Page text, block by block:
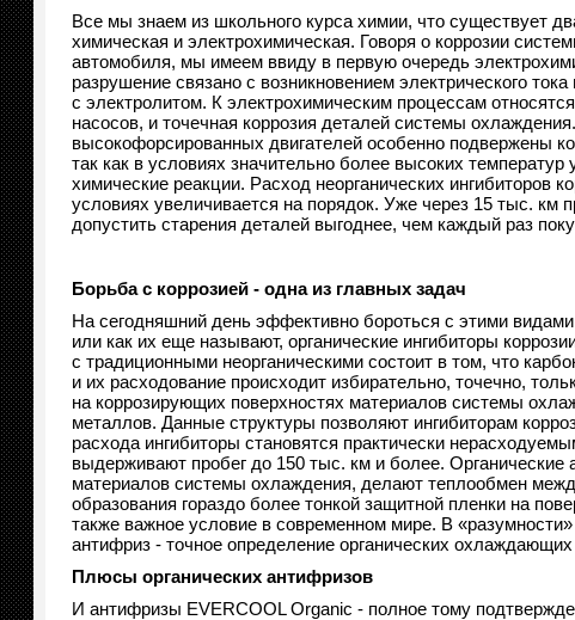
Все мы знаем из школьного курса химии, что существует
химическая и электрохимическая. Говоря о коррозии
автомобиля, мы имеем ввиду в первую очередь
разрушение связано с возникновением электрического
с электролитом. К электрохимическим процессам
насосов, и точечная коррозия деталей системы
высокофорсированных двигателей особенно подвержены
так как в условиях значительно более высоких температур
химические реакции. Расход неорганических ингибиторов
условиях увеличивается на порядок. Уже через 15 тыс. км
допустить старения деталей выгоднее, чем каждый раз
Борьба с коррозией - одна из главных задач
На сегодняшний день эффективно бороться с этими
или как их еще называют, органические ингибиторы
с традиционными неорганическими состоит в том, что
и их расходование происходит избирательно, точечно,
на коррозирующих поверхностях материалов системы
металлов. Данные структуры позволяют ингибиторам
расхода ингибиторы становятся практически
выдерживают пробег до 150 тыс. км и более.
материалов системы охлаждения, делают теплообмен
образования гораздо более тонкой защитной пленки на
также важное условие в современном мире. В
антифриз - точное определение органических
Плюсы органических антифризов
И антифризы EVERCOOL Organic - полное тому